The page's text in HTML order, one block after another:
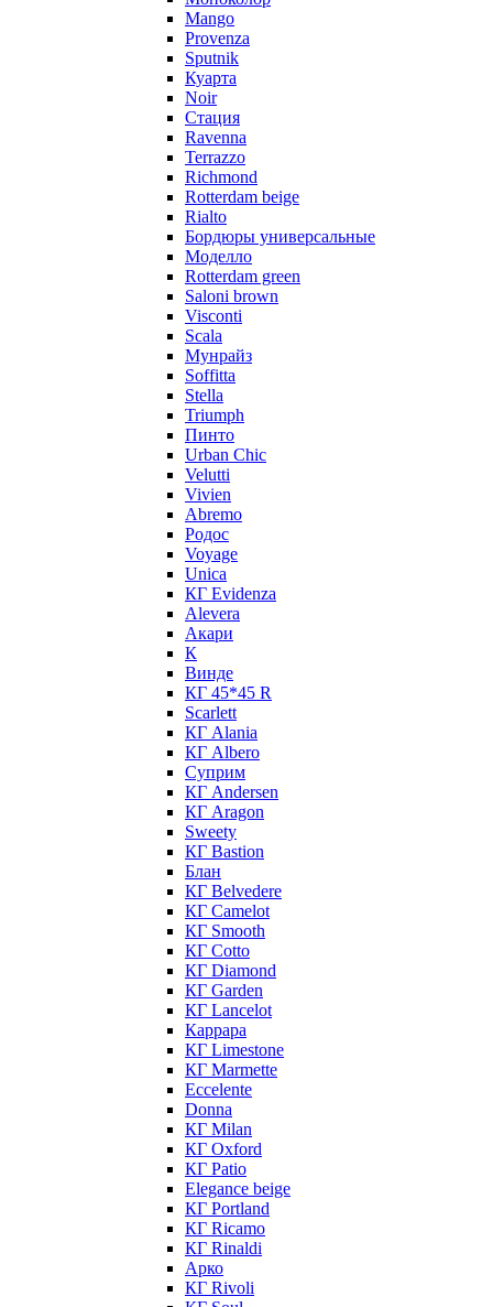
Mango
Provenza
Sputnik
Куарта
Noir
Стация
Ravenna
Terrazzo
Richmond
Rotterdam beige
Rialto
Бордюры универсальные
Моделло
Rotterdam green
Saloni brown
Visconti
Scala
Мунрайз
Soffitta
Stella
Triumph
Пинто
Urban Chic
Velutti
Vivien
Abremo
Родос
Voyage
Unica
КГ Evidenza
Alevera
Акари
К
Винде
КГ 45*45 R
Scarlett
КГ Alania
КГ Albero
Суприм
КГ Andersen
КГ Aragon
Sweety
КГ Bastion
Блан
КГ Belvedere
КГ Camelot
КГ Smooth
КГ Cotto
КГ Diamond
КГ Garden
КГ Lancelot
Каррара
КГ Limestone
КГ Marmette
Eccelente
Donna
КГ Milan
КГ Oxford
КГ Patio
Elegance beige
КГ Portland
КГ Ricamo
КГ Rinaldi
Арко
КГ Rivoli